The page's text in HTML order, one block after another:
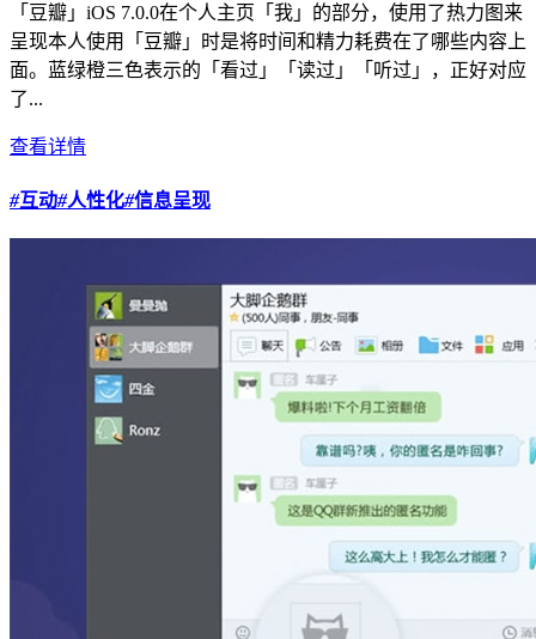
「豆瓣」iOS 7.0.0在个人主页「我」的部分，使用了热力图来
呈现本人使用「豆瓣」时是将时间和精力耗费在了哪些内容上
面。蓝绿橙三色表示的「看过」「读过」「听过」，正好对应
了...
查看详情
#互动#人性化#信息呈现